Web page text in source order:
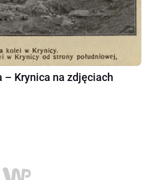
– Krynica na zdjęciach